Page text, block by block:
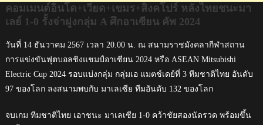
2024
คอมเมนต์อินโด+เวียด+เขมร+สิงคโปร์ หลังไทยชนะมา
เลย์ 1-0 รั้งจ่าฝูงกลุ่ม A ศึกอาเซียน คัพ 2024
วันที่ 14 ธันวาคม 2567 เวลา 20.00 น. ณ สนามราชมังคลากีฬาสถาน
การแข่งขันฟุตบอลชิงแชมป์อาเซียน 2024 หรือ ASEAN Mitsubishi
Electric Cup 2024 รอบแบ่งกลุ่ม กลุ่มเอ แมตช์เดย์ที่ 3 ทีมชาติไทย อันดับ
97 ของโลก ลงสนามพบกับ มาเลเซีย ทีมอันดับ 132 ของโลก
จบเกม ทีมชาติไทย เอาชนะ มาเลเซีย 1-0 คว้าชัยสองนัดรวด พร้อมขึ้น